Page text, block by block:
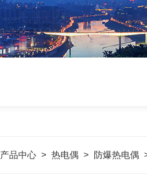
产品中心> 热电偶> 防爆热电偶